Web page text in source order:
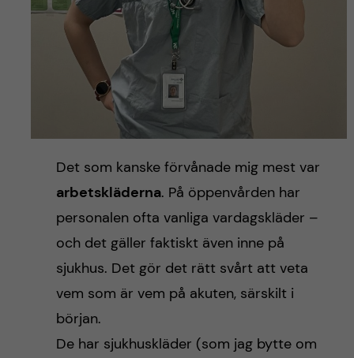
Det som kanske förvånade mig mest var
arbetskläderna. På öppenvården har
personalen ofta vanliga vardagskläder –
och det gäller faktiskt även inne på
sjukhus. Det gör det rätt svårt att veta
vem som är vem på akuten, särskilt i
början.
De har sjukhuskläder (som jag bytte om